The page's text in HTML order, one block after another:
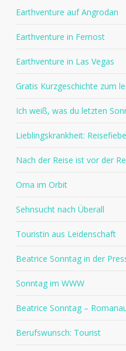
Earthventure auf Angrodan
Earthventure in Fernost
Earthventure in Las Vegas
Gratis Kurzgeschichte zum
Ich weiß, was du letzten
Lieblingskrankheit:
Nach der Reise ist vor der
Oma im Orbit
Sehnsucht nach Überall
Touristin aus Leidenschaft
Beatrice Sonntag in der
Sonntag im WWW
Beatrice Sonntag –
Berufswunsch: Tourist